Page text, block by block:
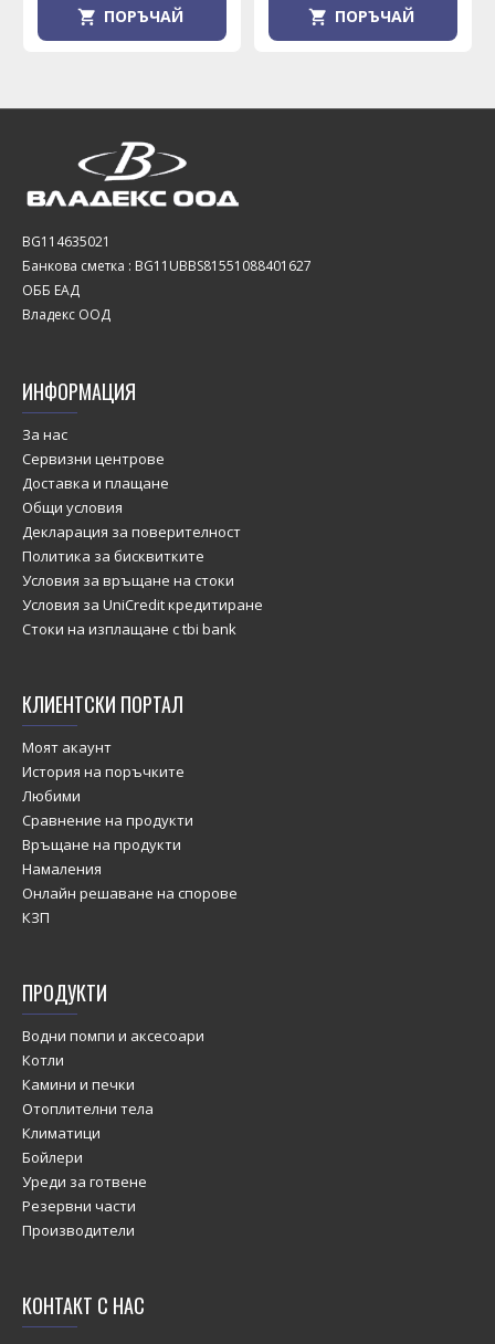
ПОРЪЧАЙ ПОРЪЧАЙ
BG114635021
Банкова сметка : BG11UBBS81551088401627
ОББ ЕАД
Владекс ООД
ИНФОРМАЦИЯ
За нас
Сервизни центрове
Доставка и плащане
Общи условия
Декларация за поверителност
Политика за бисквитките
Условия за връщане на стоки
Условия за UniCredit кредитиране
Стоки на изплащане с tbi bank
КЛИЕНТСКИ ПОРТАЛ
Моят акаунт
История на поръчките
Любими
Сравнение на продукти
Връщане на продукти
Намаления
Онлайн решаване на спорове
КЗП
ПРОДУКТИ
Водни помпи и аксесоари
Котли
Камини и печки
Отоплителни тела
Климатици
Бойлери
Уреди за готвене
Резервни части
Производители
КОНТАКТ С НАС